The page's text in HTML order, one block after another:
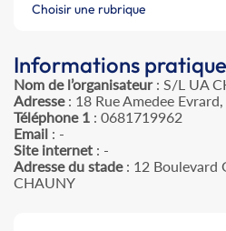
Choisir une rubrique
Informations
Nom de l’organisateur: S/L UA
Adresse: 18 Rue Amedee
Téléphone 1 : 0681719962
Email : -
Site internet : -
Adresse du stade: 12 Boulevard
CHAUNY